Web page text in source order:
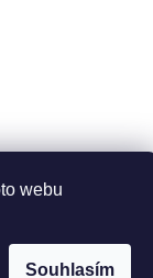
webu
Souhlasím